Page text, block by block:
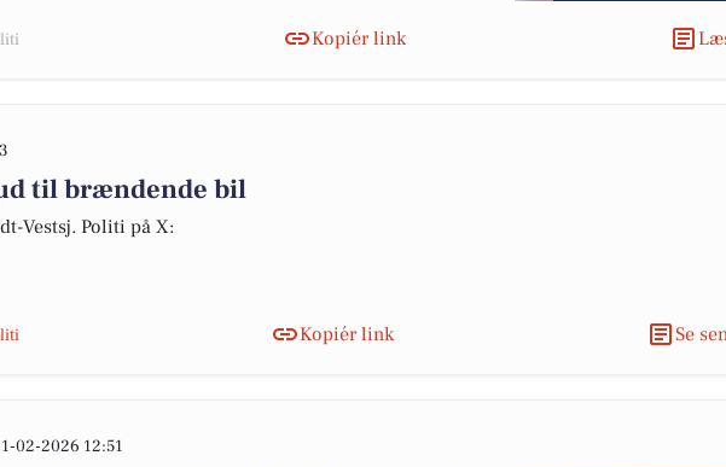
Kopiér link
til brændende bil
Vestsj. Politi på X:
Kopiér link Se
02-2026 12:51